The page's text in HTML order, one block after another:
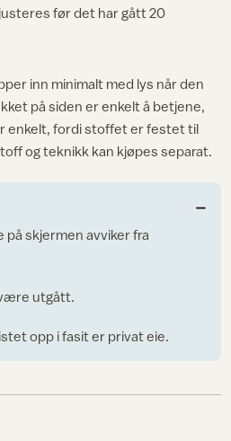
før det har gått 20
inn minimalt med lys når den
på siden er enkelt å betjene,
enkelt, fordi stoffet er festet til
og teknikk kan kjøpes separat.
skjermen avviker fra
utgått.
opp i fasit er privat eie.